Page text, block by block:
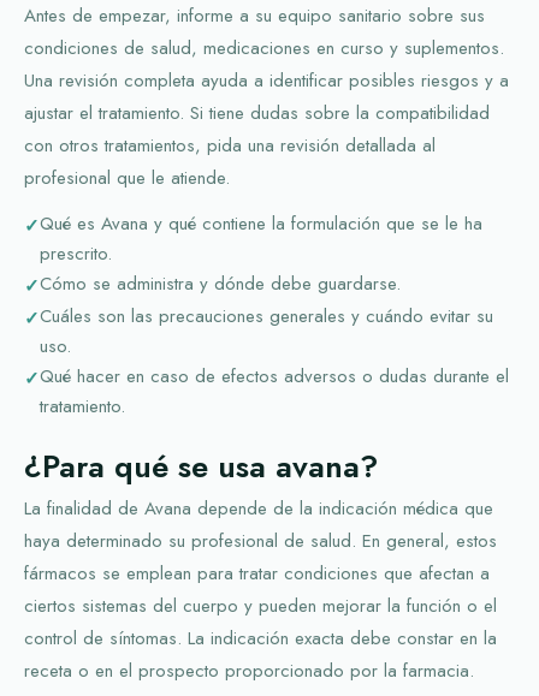
Antes de empezar, informe a su equipo sanitario sobre sus
condiciones de salud, medicaciones en curso y suplementos.
Una revisión completa ayuda a identificar posibles riesgos y a
ajustar el tratamiento. Si tiene dudas sobre la compatibilidad
con otros tratamientos, pida una revisión detallada al
profesional que le atiende.
Qué es Avana y qué contiene la formulación que se le ha
prescrito.
Cómo se administra y dónde debe guardarse.
Cuáles son las precauciones generales y cuándo evitar su
uso.
Qué hacer en caso de efectos adversos o dudas durante el
tratamiento.
¿Para qué se usa avana?
La finalidad de Avana depende de la indicación médica que
haya determinado su profesional de salud. En general, estos
fármacos se emplean para tratar condiciones que afectan a
ciertos sistemas del cuerpo y pueden mejorar la función o el
control de síntomas. La indicación exacta debe constar en la
receta o en el prospecto proporcionado por la farmacia.